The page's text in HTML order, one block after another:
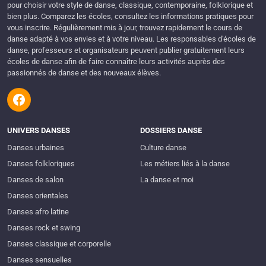
pour choisir votre style de danse, classique, contemporaine, folklorique et
bien plus. Comparez les écoles, consultez les informations pratiques pour
vous inscrire. Régulièrement mis à jour, trouvez rapidement le cours de
danse adapté à vos envies et à votre niveau. Les responsables d'écoles de
danse, professeurs et organisateurs peuvent publier gratuitement leurs
écoles de danse afin de faire connaître leurs activités auprès des
passionnés de danse et des nouveaux élèves.
UNIVERS DANSES
Danses urbaines
Danses folkloriques
Danses de salon
Danses orientales
Danses afro latine
Danses rock et swing
Danses classique et corporelle
Danses sensuelles
DOSSIERS DANSE
Culture danse
Les métiers liés à la danse
La danse et moi